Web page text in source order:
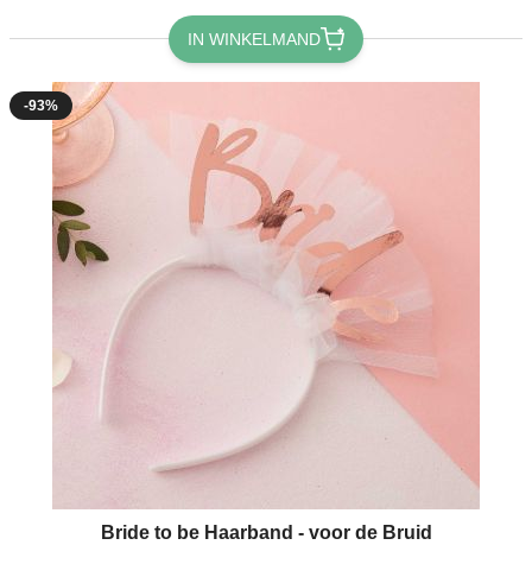
IN WINKELMAND
-93%
Bride to be Haarband - voor de Bruid